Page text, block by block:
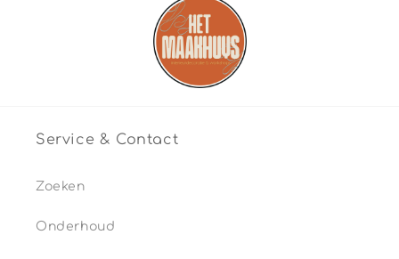
Service & Contact
Zoeken
Onderhoud